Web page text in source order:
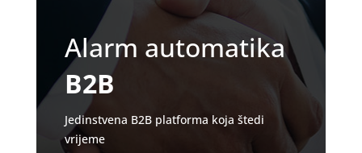
Alarm automatika
B2B
Jedinstvena B2B platforma koja štedi
vrijeme